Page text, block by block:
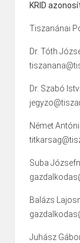
KRID
Tiszanánai
Dr. Tóth
Dr. Szabó
Német
Suba
Balázs
Juhász